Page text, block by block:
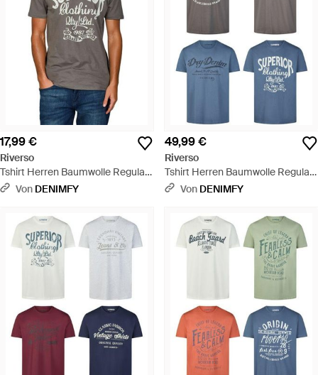
17,99 €
Riverso
Tshirt Herren Baumwolle Regular
Fit Rivleon - Grau
Von DENIMFY
49,99 €
Riverso
Tshirt Herren Baumwolle Regular
Fit Rivleon 4Er Set Pack - Grau
Von DENIMFY